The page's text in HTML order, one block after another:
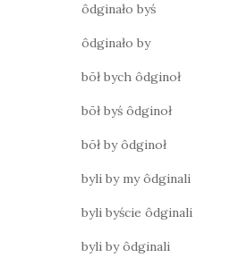
ôdginało byś
ôdginało by
bōł bych ôdginoł
bōł byś ôdginoł
bōł by ôdginoł
byli by my ôdginali
byli byście ôdginali
byli by ôdginali